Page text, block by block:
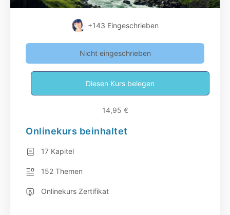
+143 Eingeschrieben
Nicht eingeschrieben
Diesen Kurs belegen
14,95 €
Onlinekurs beinhaltet
17 Kapitel
152 Themen
Onlinekurs Zertifikat